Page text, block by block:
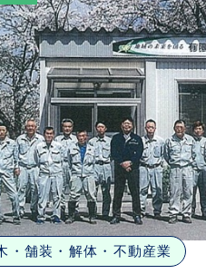
・舗装・解体・不動産業